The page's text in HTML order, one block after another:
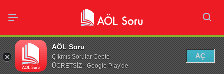
AÖL Soru
Çıkmış Sorular Cepte
ÜCRETSİZ - Google Play'de
AÇ